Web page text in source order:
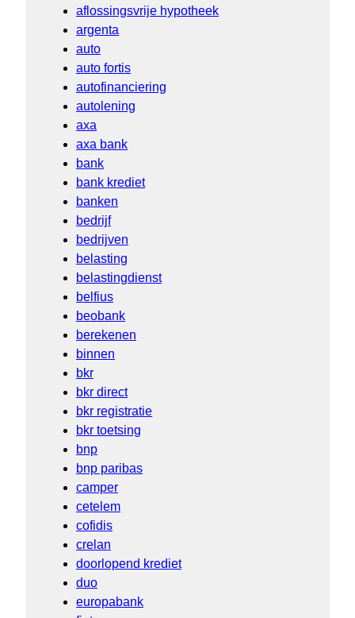
aflossingsvrije hypotheek
argenta
auto
auto fortis
autofinanciering
autolening
axa
axa bank
bank
bank krediet
banken
bedrijf
bedrijven
belasting
belastingdienst
belfius
beobank
berekenen
binnen
bkr
bkr direct
bkr registratie
bkr toetsing
bnp
bnp paribas
camper
cetelem
cofidis
crelan
doorlopend krediet
duo
europabank